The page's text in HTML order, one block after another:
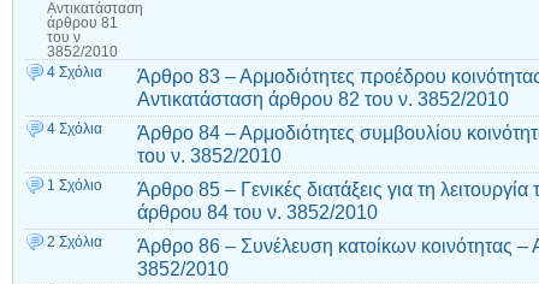
Αντικατάσταση
άρθρου 81
του ν
3852/2010
4 Σχόλια
Άρθρο 83 – Αρμοδιότητες προέδρου
Αντικατάσταση άρθρου 82 του ν. 3852/2010
4 Σχόλια
Άρθρο 84 – Αρμοδιότητες συμβουλίου
του ν. 3852/2010
1 Σχόλιο
Άρθρο 85 – Γενικές διατάξεις για τη
άρθρου 84 του ν. 3852/2010
2 Σχόλια
Άρθρο 86 – Συνέλευση κατοίκων κοινότητας –
3852/2010